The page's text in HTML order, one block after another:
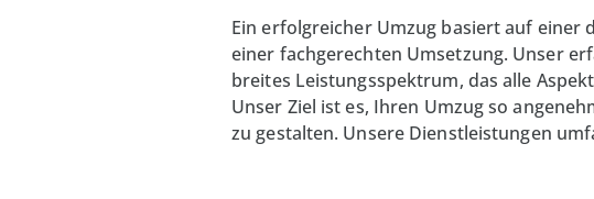
Ein erfolgreicher Umzug basiert auf einer
einer fachgerechten Umsetzung. Unser
breites Leistungsspektrum, das alle
Unser Ziel ist es, Ihren Umzug so
zu gestalten. Unsere Dienstleistungen